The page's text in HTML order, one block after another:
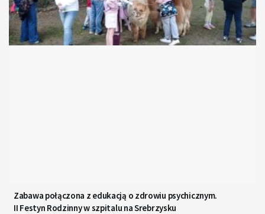
Zabawa połączona z edukacją o zdrowiu psychicznym.
II Festyn Rodzinny w szpitalu na Srebrzysku